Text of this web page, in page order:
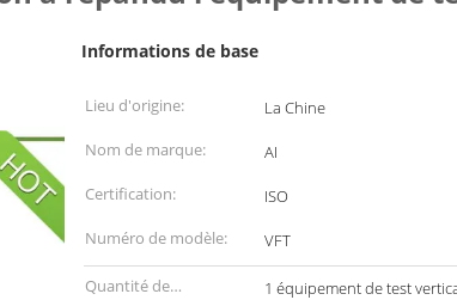
Informations de base
Lieu d'origine:
La Chine
Nom de marque:
AI
Certification:
ISO
Numéro de modèle:
VFT
Quantité de
1 équipement de test